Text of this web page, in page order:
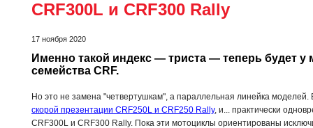
CRF300L и CRF300 Rally
17 ноября 2020
Именно такой индекс — триста — теперь будет
семейства CRF.
Но это не замена "четвертушкам", а параллельная линейка моделей.
скорой презентации CRF250L и CRF250 Rally, и... практически
CRF300L и CRF300 Rally. Пока эти мотоциклы ориентированы